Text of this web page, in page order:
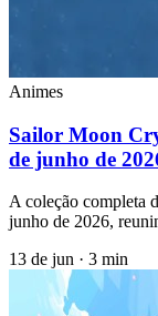
Animes
Sailor Moon
de junho de
A coleção completa
junho de 2026,
13 de jun · 3 min